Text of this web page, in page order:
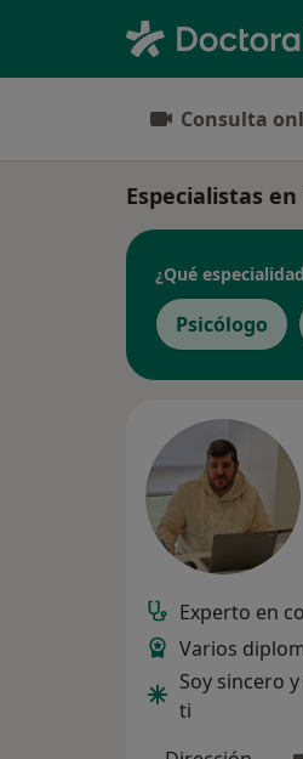
Consulta
Especialistas
¿Qué
Psicólogo
Experto en
Varios
Soy sincero
ti